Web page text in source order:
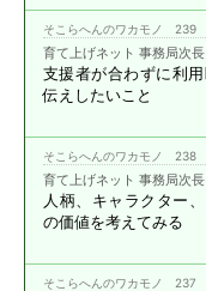
そこらへんのワカモノ 239
育て上げネット 事務局次
支援者が合わずに利
伝えしたいこと
そこらへんのワカモノ 238
育て上げネット 事務局次
人柄、キャラクター
の価値を考えてみる
そこらへんのワカモノ 237